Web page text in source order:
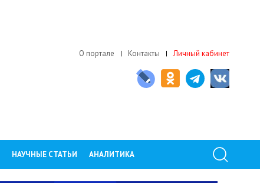
О портале Контакты Личный кабинет
НАУЧНЫЕ СТАТЬИ АНАЛИТИКА